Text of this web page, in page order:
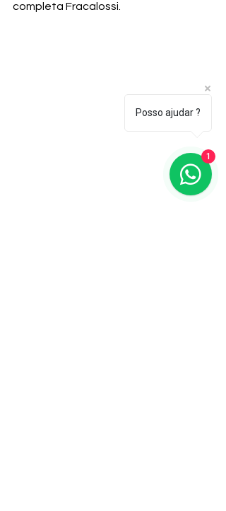
completa Fracalossi.
Posso ajudar ?
1